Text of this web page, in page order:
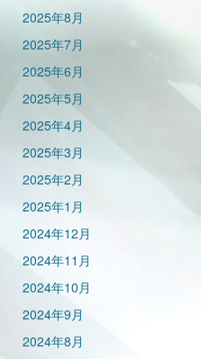
2025年8月
2025年7月
2025年6月
2025年5月
2025年4月
2025年3月
2025年2月
2025年1月
2024年12月
2024年11月
2024年10月
2024年9月
2024年8月